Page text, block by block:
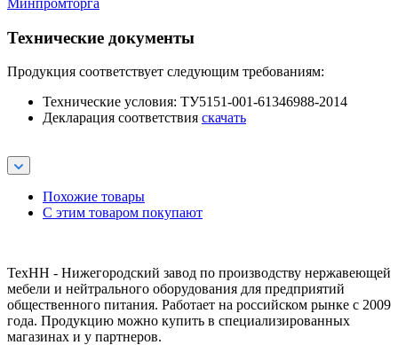
Минпромторга
Технические документы
Продукция соответствует следующим требованиям:
Технические условия: ТУ5151-001-61346988-2014
Декларация соответствия скачать
Похожие товары
С этим товаром покупают
ТехНН - Нижегородский завод по производству нержавеющей
мебели и нейтрального оборудования для предприятий
общественного питания. Работает на российском рынке с 2009
года. Продукцию можно купить в специализированных
магазинах и у партнеров.